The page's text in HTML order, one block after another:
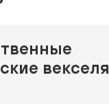
векселя